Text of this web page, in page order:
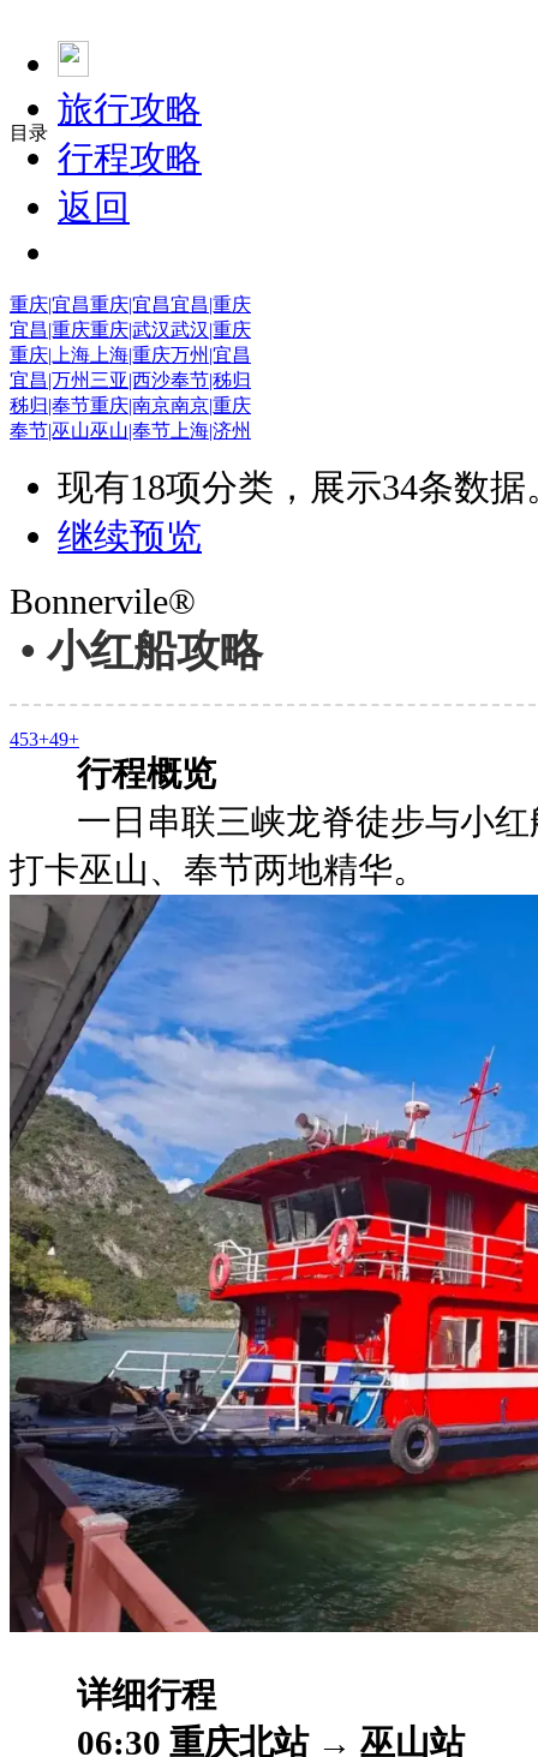
目录
旅行攻略
行程攻略
返回
重庆|宜昌重庆|宜昌宜昌|重庆
宜昌|重庆重庆|武汉武汉|重庆
重庆|上海 上海|重庆万州|宜昌
宜昌|万州 三亚|西沙奉节|秭归
秭归|奉节重庆|南京南京|重庆
奉节|巫山巫山|奉节 上海|济州
现有18项分类，展示34条数据
继续预览
Bonnervile®
• 小红船攻略
453+49+
行程概览
一日串联三峡龙脊徒步与小
打卡巫山、奉节两地精华。
详细行程
06:30 重庆北站 → 巫山站